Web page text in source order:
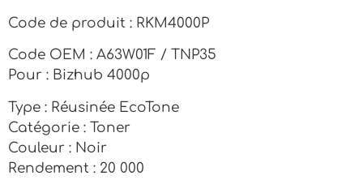
Code de produit : RKM4000P
Code OEM : A63W01F / TNP35
Pour : Bizhub 4000p
Type : Réusinée EcoTone
Catégorie : Toner
Couleur : Noir
Rendement : 20 000